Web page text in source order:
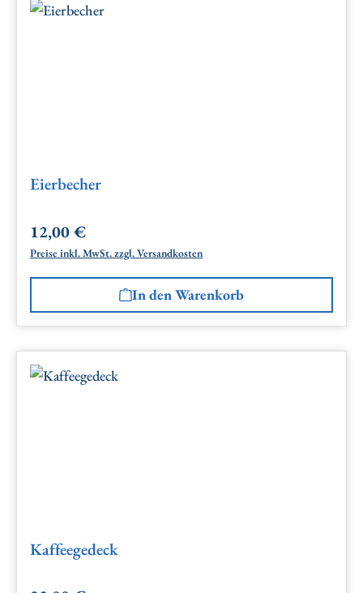
Eierbecher
Regulärer Preis:
12,00 €
Preise inkl. MwSt. zzgl. Versandkosten
In den Warenkorb
Kaffeegedeck